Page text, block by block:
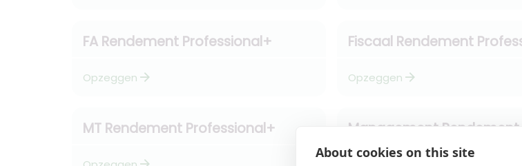
About cookies on this site
FA Rendement Professional+
Opzeggen arrow_forward
Fiscaal Rendement
Opzeggen arrow_forward
MT Rendement Professional+
Management Rendement
Professional +